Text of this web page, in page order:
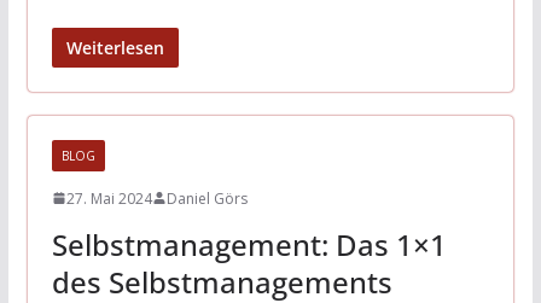
Weiterlesen
BLOG
27. Mai 2024 Daniel Görs
Selbstmanagement: Das 1×1
des Selbstmanagements